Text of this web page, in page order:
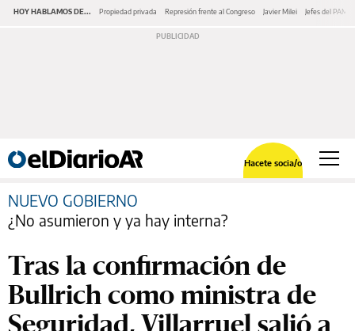
HOY HABLAMOS DE... Propiedad privada Represión frente al Congreso Javier Milei Jefes del PAMI
Hacete socia/o
NUEVO GOBIERNO
¿No asumieron y ya hay interna?
Tras la confirmación de
Bullrich como ministra de
Seguridad, Villarruel salió a